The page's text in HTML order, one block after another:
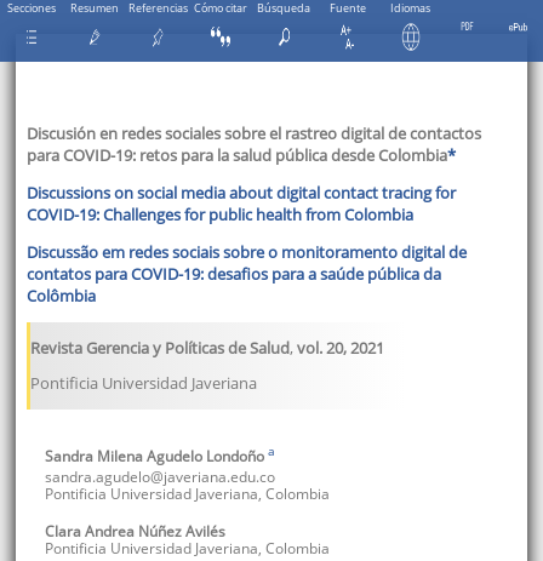
Secciones Resumen Referencias Cómo citar Búsqueda Fuente Idiomas
Discusión en redes sociales sobre el rastreo digital de contactos
para COVID-19: retos para la salud pública desde Colombia*
Discussions on social media about digital contact tracing for
COVID-19: Challenges for public health from Colombia
Discussão em redes sociais sobre o monitoramento digital de
contatos para COVID-19: desafios para a saúde pública da
Colômbia
Revista Gerencia y Políticas de Salud,vol. 20,2021
Pontificia Universidad Javeriana
Sandra MilenaAgudelo Londoño a
sandra.agudelo@javeriana.edu.co
Pontificia Universidad Javeriana, Colombia
Clara Andrea Núñez Avilés
Pontificia Universidad Javeriana, Colombia